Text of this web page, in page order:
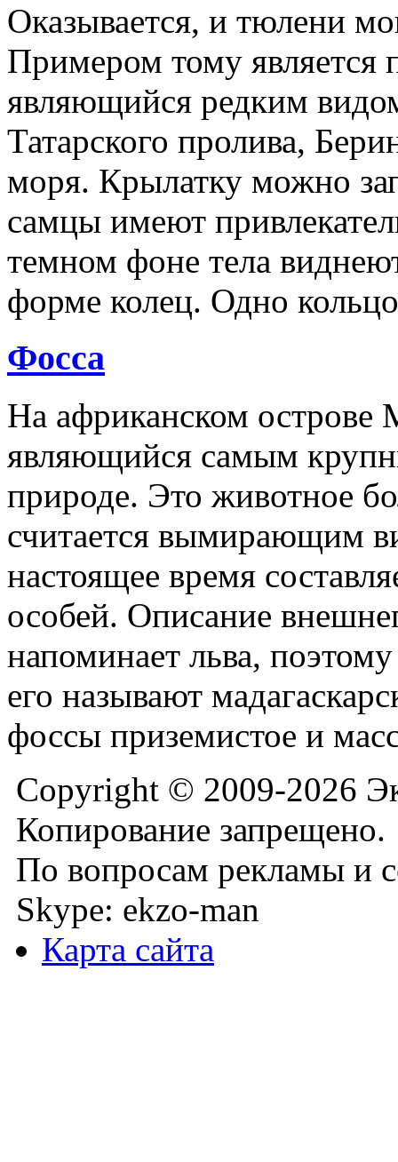
Оказывается, и тюлени
Примером тому является
являющийся редким
Татарского пролива,
моря. Крылатку можно
самцы имеют
темном фоне тела
форме колец. Одно
Фосса
На африканском острове
являющийся самым
природе. Это животное
считается вымирающим
настоящее время
особей. Описание
напоминает льва,
его называют
фоссы приземистое и
Copyright © 2009-2026
Копирование запрещено.
По вопросам рекламы и
Skype: ekzo-man
Карта сайта